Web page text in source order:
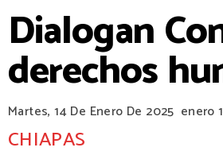
Dialogan
derechos
Martes, 14 De Enero De 2025 enero
CHIAPAS